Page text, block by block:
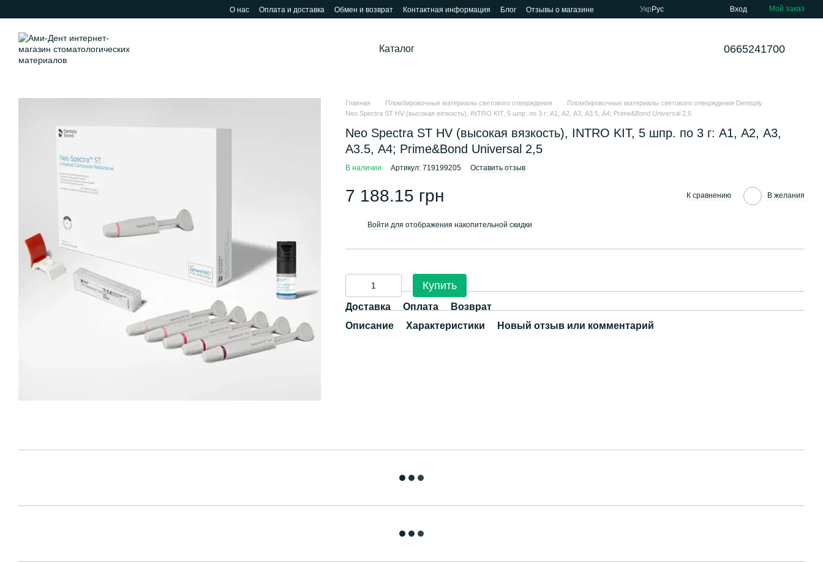
О нас Оплата и доставка Обмен и возврат Контактная информация Блог Отзывы о магазине Укр Рус Вход Мой заказ
Каталог 0665241700
Главная Пломбировочные материалы светового отверждения
Пломбировочные материалы светового отверждения Dentsply
Neo Spectra ST HV (высокая вязкость), INTRO KIT, 5 шпр. по 3 г: А1, А2, А3, А3.5, А4; Prime&Bond Universal 2,5
Neo Spectra ST HV (высокая вязкость), INTRO KIT, 5 шпр. по 3 г: А1, А2, А3,
А3.5, А4; Prime&Bond Universal 2,5
В наличии Артикул: 719199205 Оставить отзыв
7 188.15 грн К сравнению В желания
Войти для отображения накопительной скидки
Купить
Доставка Оплата
Возврат
Описание
Характеристики Новый отзыв или комментарий